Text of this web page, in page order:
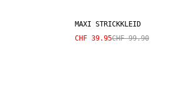
MAXI STRICKKLEID
CHF 39.95CHF 99.90